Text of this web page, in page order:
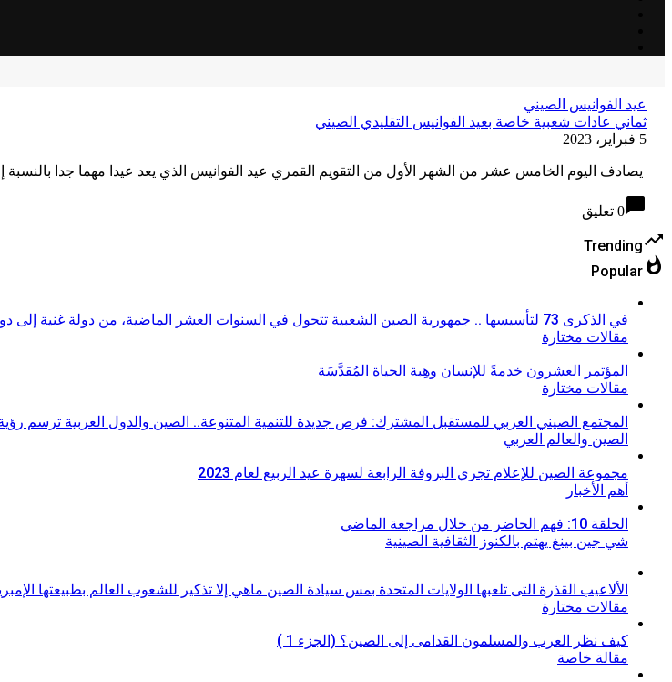
عيد الفوانيس الصيني
ثماني عادات شعبية خاصة بعيد الفوانيس التقليدي الصيني
5 فبراير، 2023
يصادف اليوم الخامس عشر من الشهر الأول من التقويم القمري عيد الفوانيس الذي يعد عيدا مهما جدا
chat_bubble 0 تعليق
trending_up
Trending
whatshot
Popular
في الذكرى 73 لتأسيسها .. جمهورية الصين الشعبية تتحول في السنوات العشر الماضية، من دولة غنية إلى دولة قوية
مقالات مختارة
المؤتمر العشرون خدمةً للإنسان وهِبة الحياة المُقدَّسَة
مقالات مختارة
المجتمع الصيني العربي للمستقبل المشترك: فرص جديدة للتنمية المتنوعة.. الصين والدول العربية ترسم
الصين والعالم العربي
مجموعة الصين للإعلام تجري البروفة الرابعة لسهرة عيد الربيع لعام 2023
أهم الأخبار
الحلقة 10: فهم الحاضر من خلال مراجعة الماضي
شي جين بينغ يهتم بالكنوز الثقافية الصينية
الألاعيب القذرة التى تلعبها الولايات المتحدة بمس سيادة الصين ماهي إلا تذكير للشعوب العالم بطبيعتها
مقالات مختارة
كيف نظر العرب والمسلمون القدامى إلى الصين؟ (الجزء 1 )
مقالة خاصة